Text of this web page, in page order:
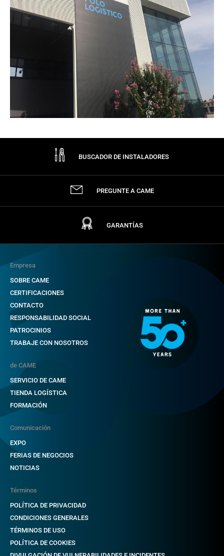
BUSCADOR DE INSTALADORES
PREGUNTE A CAME
GARANTÍAS
Empresa
SOBRE CAME
CERTIFICACIONES
CONTACTO
RESPONSABILIDAD SOCIAL
PATROCINIOS
TRABAJE CON NOSOTROS
de CAME
SERVICIO DE CAME
TIENDA LOGÍSTICA
FORMACIÓN
Comunicación
EXPO
FERIAS DE NEGOCIOS
NOTICIAS
Términos
POLÍTICA DE PRIVACIDAD
CONDICIONES GENERALES
TÉRMINOS DE USO
POLÍTICA DE COOKIES